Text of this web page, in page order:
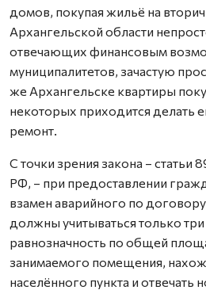
домов, покупая жильё на
Архангельской области
отвечающих финансовым
муниципалитетов, зачастую
же Архангельске квартиры
некоторых приходится делать
ремонт.
С точки зрения закона –
РФ, – при предоставлении
взамен аварийного по
должны учитываться только три
равнозначность по общей
занимаемого помещения,
населённого пункта и отвечать